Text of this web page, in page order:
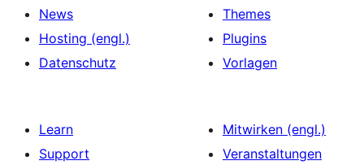
News
Hosting (engl.)
Datenschutz
Themes
Plugins
Vorlagen
Learn
Support
Mitwirken (engl.)
Veranstaltungen